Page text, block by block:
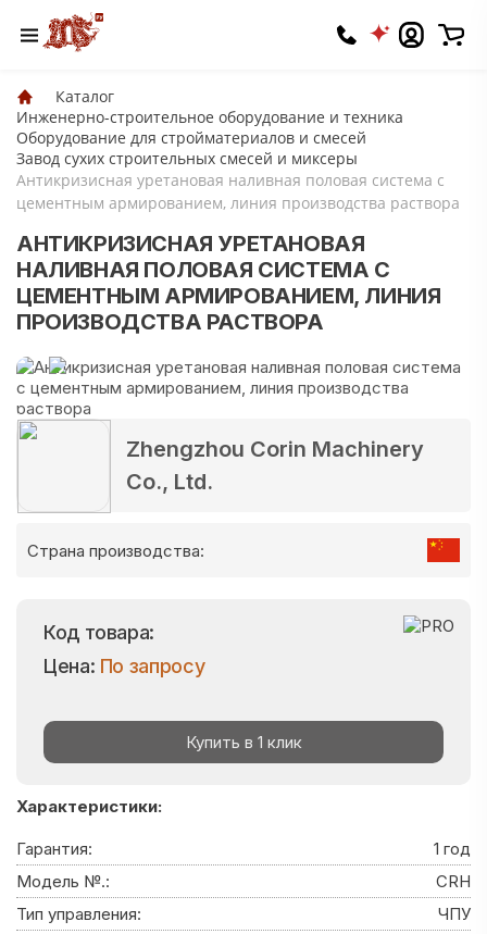
Каталог
Инженерно-строительное оборудование и техника
Оборудование для стройматериалов и смесей
Завод сухих строительных смесей и миксеры
Антикризисная уретановая наливная половая система с
цементным армированием, линия производства раствора
АНТИКРИЗИСНАЯ УРЕТАНОВАЯ
НАЛИВНАЯ ПОЛОВАЯ СИСТЕМА С
ЦЕМЕНТНЫМ АРМИРОВАНИЕМ, ЛИНИЯ
ПРОИЗВОДСТВА РАСТВОРА
Zhengzhou Corin Machinery
Co., Ltd.
Страна производства:
Код товара:
Цена: По запросу
Купить в 1 клик
Характеристики:
Гарантия:
1 год
Модель №.:
CRH
Тип управления:
ЧПУ